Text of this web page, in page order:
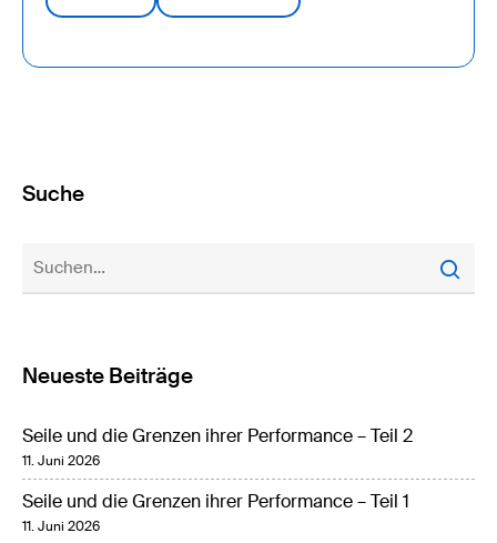
Suche
Neueste Beiträge
Seile und die Grenzen ihrer Performance – Teil 2
11. Juni 2026
Seile und die Grenzen ihrer Performance – Teil 1
11. Juni 2026